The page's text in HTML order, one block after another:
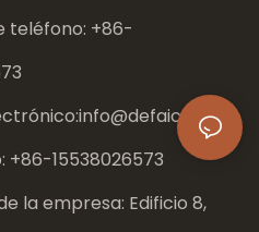
teléfono: +86-
info@defaico.com
+86-15538026573
la empresa: Edificio 8,